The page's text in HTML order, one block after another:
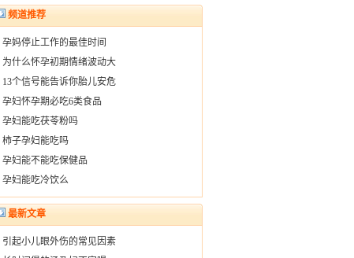
频道推荐
孕妈停止工作的最佳时间
为什么怀孕初期情绪波动大
13个信号能告诉你胎儿安危
孕妇怀孕期必吃6类食品
孕妇能吃茯苓粉吗
柿子孕妇能吃吗
孕妇能不能吃保健品
孕妇能吃冷饮么
最新文章
引起小儿眼外伤的常见因素